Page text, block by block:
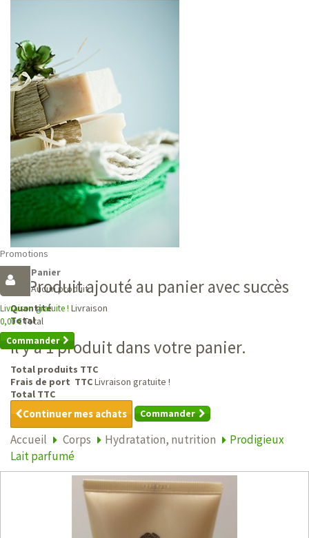
Promotions
Panier
Aucun produit
Livraison gratuite ! Livraison
0,00 €Total
Commander
Produit ajouté au panier avec succès
Quantité
Total
Il y a 1 produit dans votre panier.
Total produits TTC
Frais de port TTCLivraison gratuite !
Total TTC
Continuer mes achats Commander
Accueil Corps Hydratation, nutrition
Prodigieux
Lait parfumé